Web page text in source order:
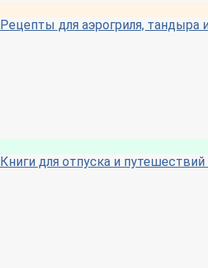
Рецепты для аэрогриля, тандыра
Книги для отпуска и